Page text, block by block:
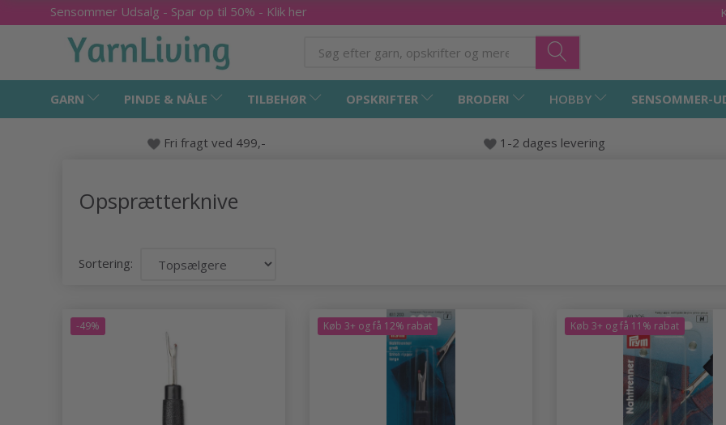
Sensommer Udsalg - Spar op til 50% - Klik her
GARN PINDE & NÅLE TILBEHØR OPSKRIFTER BRODERI HOBBY SENSOMMER-
Fri fragt ved 499,- 1-2 dages levering
Opsprætterknive
Sortering:
-49% Køb 3+ og få 12% rabat Køb 3+ og få 11% rabat